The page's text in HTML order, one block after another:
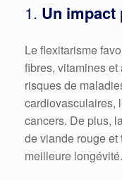
1. Un
Le flexitarisme
fibres, vitamines
risques de
cardiovasculaires,
cancers. De plus,
de viande rouge
meilleure longévité.